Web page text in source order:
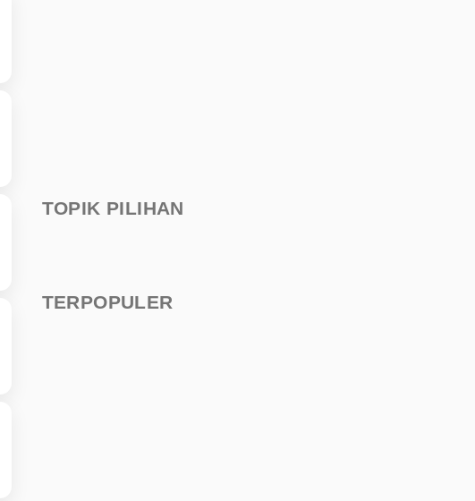
TOPIK PILIHAN
TERPOPULER